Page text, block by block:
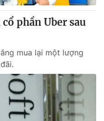
phần Uber sau
mua lại một lượng